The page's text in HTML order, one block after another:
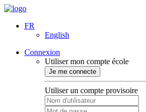
FR
English
Connexion
Utiliser mon compte école
Je me connecte
Utiliser un compte provisoire